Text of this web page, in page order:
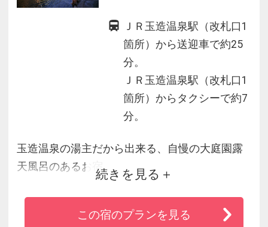
ＪＲ玉造温泉駅（改札口1
箇所）から送迎車で約25
分。
ＪＲ玉造温泉駅（改札口1
箇所）からタクシーで約7
分。
玉造温泉の湯主だから出来る、自慢の大庭園露
天風呂のあるお宿
混浴露天風呂は男女ともに専用湯浴み着がある
ので安心
日常を忘れて「安らぎと癒し」を味わっていた
続きを見る
この宿のプランを見る